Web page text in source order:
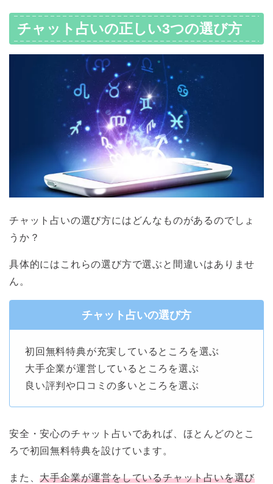
チャット占いの正しい3つの選び方
チャット占いの選び方にはどんなものがあるのでしょ
うか？
具体的にはこれらの選び方で選ぶと間違いはありませ
ん。
チャット占いの選び方
初回無料特典が充実しているところを選ぶ
大手企業が運営しているところを選ぶ
良い評判や口コミの多いところを選ぶ
安全・安心のチャット占いであれば、ほとんどのとこ
ろで初回無料特典を設けています。
また、大手企業が運営をしているチャット占いを選び